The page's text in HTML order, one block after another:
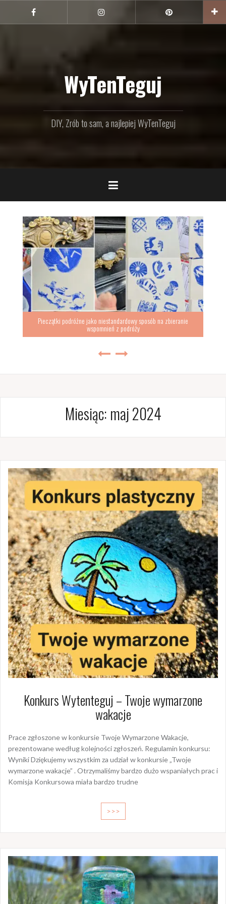
treści
Facebook
WyTenTeguj
DIY, Zrób to sam, a najlepiej WyTenTeguj
Pieczątki podróżne jako niestandardowy sposób na zbieranie
wspomnień z podróży
Miesiąc: maj 2024
Konkurs Wytenteguj – Twoje wymarzone
wakacje
Prace zgłoszone w konkursie Twoje Wymarzone Wakacje,
prezentowane według kolejności zgłoszeń. Regulamin konkursu:
Wyniki Dziękujemy wszystkim za udział w konkursie „Twoje
wymarzone wakacje” . Otrzymaliśmy bardzo dużo wspaniałych prac i
Komisja Konkursowa miała bardzo trudne
>>>